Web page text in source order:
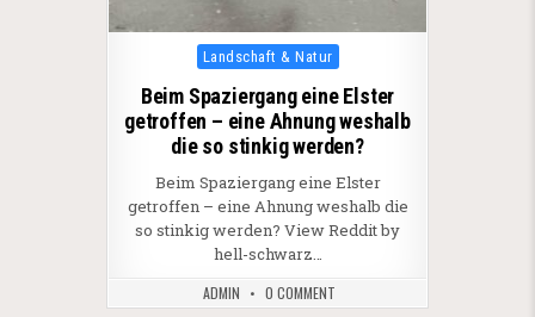
Posted in
Landschaft & Natur
Beim Spaziergang eine Elster
getroffen – eine Ahnung weshalb
die so stinkig werden?
Beim Spaziergang eine Elster
getroffen – eine Ahnung weshalb die
so stinkig werden? View Reddit by
hell-schwarz…
ADMIN 0 COMMENT